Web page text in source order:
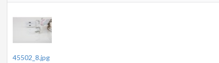
45502_8.jpg